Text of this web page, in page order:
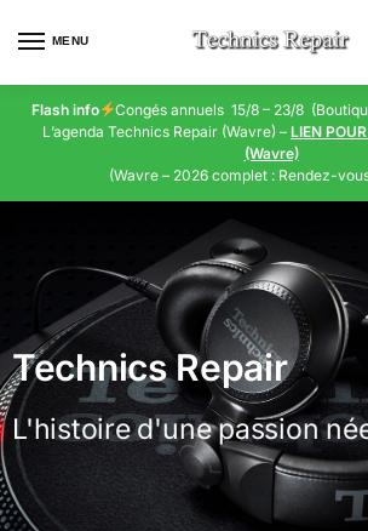
MENU
Flash info
Congés annuels 15/8 – 23/8
L’agenda Technics Repair (Wavre) – LIEN
(Wavre)
(Wavre – 2026 complet : Rendez-
Technics Repair
L'histoire d'une passion